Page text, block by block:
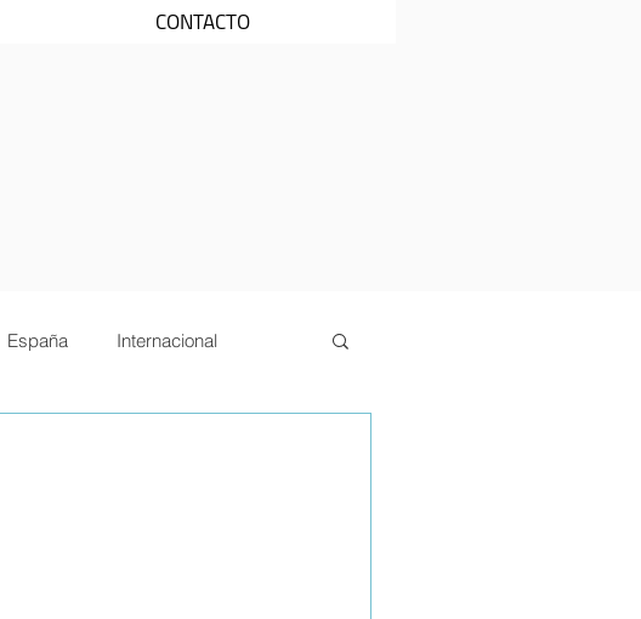
CONTACTO
España Internacional